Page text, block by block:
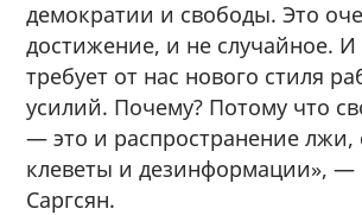
демократии и свободы. Это
достижение, и не случайное.
требует от нас нового стиля
усилий. Почему? Потому что
— это и распространение лжи,
клеветы и дезинформации», —
Саргсян.